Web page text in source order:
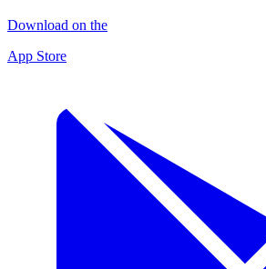
Download on the
App Store